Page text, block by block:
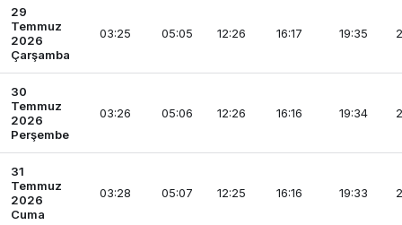
29
Temmuz
2026
Çarşamba
03:25 05:05 12:26 16:17 19:35
30
Temmuz
2026
Perşembe
03:26 05:06 12:26 16:16 19:34
31
Temmuz
2026
Cuma
03:28 05:07 12:25 16:16 19:33